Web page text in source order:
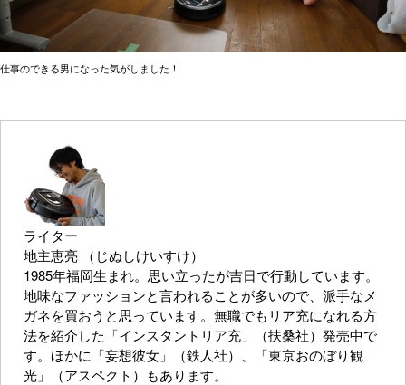
仕事のできる男になった気がしました！
ライター
地主恵亮 （じぬしけいすけ）
1985年福岡生まれ。思い立ったが吉日で行動しています。
地味なファッションと言われることが多いので、派手なメ
ガネを買おうと思っています。無職でもリア充になれる方
法を紹介した「インスタントリア充」（扶桑社）発売中で
す。ほかに「妄想彼女」（鉄人社）、「東京おのぼり観
光」（アスペクト）もあります。